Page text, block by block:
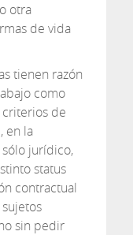
otra
de vida
tienen razón
como
de
en la
jurídico,
status
contractual
sin pedir